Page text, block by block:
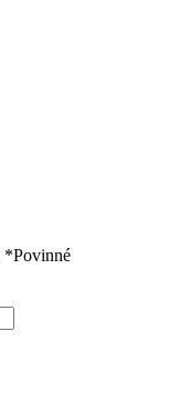
*Povinné